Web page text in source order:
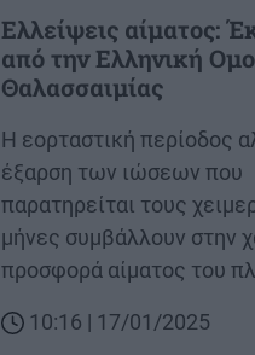
Ελλείψεις αίματος:
από την Ελληνική
Θαλασσαιμίας
Body
Η εορταστική περίοδος
έξαρση των ιώσεων που
παρατηρείται τους
μήνες συμβάλλουν στην
προσφορά αίματος του
10:16 | 17/01/2025